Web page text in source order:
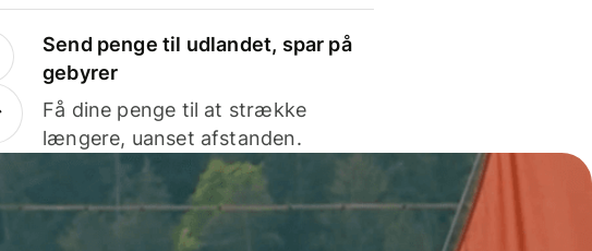
Send penge til udlandet, spar på
gebyrer
Få dine penge til at strække
længere, uanset afstanden.